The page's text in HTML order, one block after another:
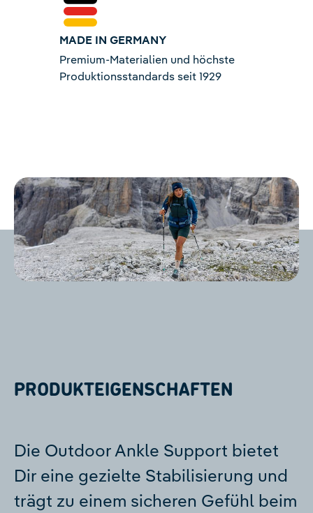
MADE IN GERMANY
Premium-Materialien und höchste
Produktionsstandards seit 1929
PRODUKTEIGENSCHAFTEN
Die Outdoor Ankle Support bietet
Dir eine gezielte Stabilisierung und
trägt zu einem sicheren Gefühl beim